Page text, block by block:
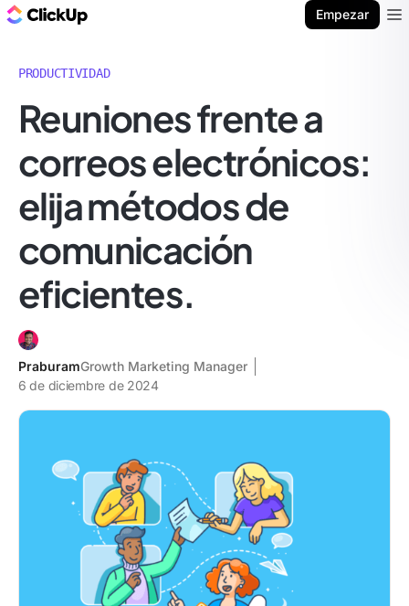
Empezar
PRODUCTIVIDAD
Reuniones frente a
correos electrónicos:
elija métodos de
comunicación
eficientes.
PraburamGrowth Marketing Manager
6 de diciembre de 2024